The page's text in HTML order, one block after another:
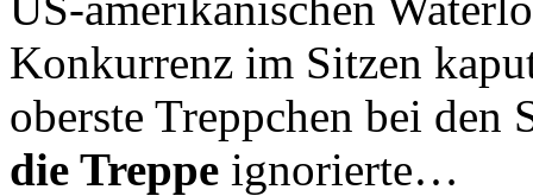
Konkurrenz im Sitzen
oberste Treppchen bei den
die Treppe ignorierte…